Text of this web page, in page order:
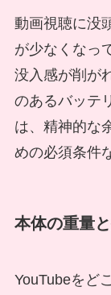
動画視聴に没
が少なくなっ
没入感が削が
のあるバッテ
は、精神的な
めの必須条件
本体の重量
YouTubeをど